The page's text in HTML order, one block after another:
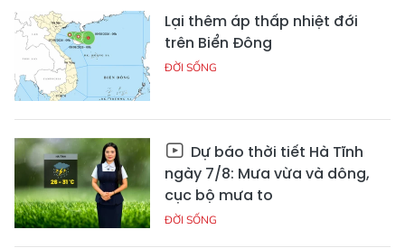
Lại thêm áp thấp nhiệt đới
trên Biển Đông
ĐỜI SỐNG
Dự báo thời tiết Hà Tĩnh
ngày 7/8: Mưa vừa và dông,
cục bộ mưa to
ĐỜI SỐNG